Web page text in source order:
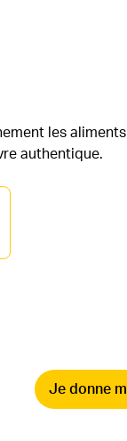
les
authentique.
Je donne